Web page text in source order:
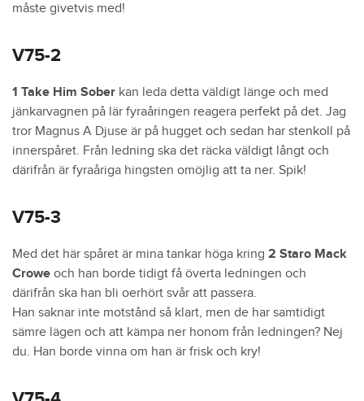
måste givetvis med!
V75-2
1 Take Him Sober kan leda detta väldigt länge och med
jänkarvagnen på lär fyraåringen reagera perfekt på det. Jag
tror Magnus A Djuse är på hugget och sedan har stenkoll på
innerspåret. Från ledning ska det räcka väldigt långt och
därifrån är fyraåriga hingsten omöjlig att ta ner. Spik!
V75-3
Med det här spåret är mina tankar höga kring 2 Staro Mack
Crowe och han borde tidigt få överta ledningen och
därifrån ska han bli oerhört svår att passera.
Han saknar inte motstånd så klart, men de har samtidigt
sämre lägen och att kämpa ner honom från ledningen? Nej
du. Han borde vinna om han är frisk och kry!